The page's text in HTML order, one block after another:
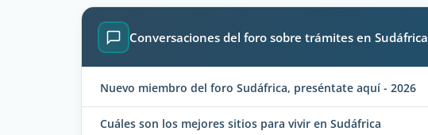
Conversaciones del foro sobre trámites en Sudáfrica
Nuevo miembro del foro Sudáfrica, preséntate aquí - 2026
Cuáles son los mejores sitios para vivir en Sudáfrica